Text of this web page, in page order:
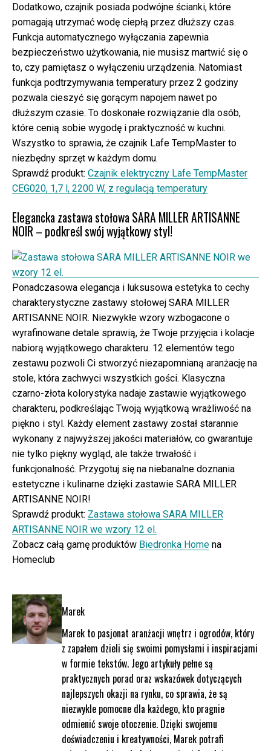
Dodatkowo, czajnik posiada podwójne ścianki, które
pomagają utrzymać wodę ciepłą przez dłuższy czas.
Funkcja automatycznego wyłączania zapewnia
bezpieczeństwo użytkowania, nie musisz martwić się o
to, czy pamiętasz o wyłączeniu urządzenia. Natomiast
funkcja podtrzymywania temperatury przez 2 godziny
pozwala cieszyć się gorącym napojem nawet po
dłuższym czasie. To doskonałe rozwiązanie dla osób,
które cenią sobie wygodę i praktyczność w kuchni.
Wszystko to sprawia, że czajnik Lafe TempMaster to
niezbędny sprzęt w każdym domu.
Sprawdź produkt: Czajnik elektryczny Lafe TempMaster
CEG020, 1,7 l, 2200 W, z regulacją temperatury
Elegancka zastawa stołowa SARA MILLER ARTISANNE
NOIR – podkreśl swój wyjątkowy styl!
Ponadczasowa elegancja i luksusowa estetyka to cechy
charakterystyczne zastawy stołowej SARA MILLER
ARTISANNE NOIR. Niezwykłe wzory wzbogacone o
wyrafinowane detale sprawią, że Twoje przyjęcia i kolacje
nabiorą wyjątkowego charakteru. 12 elementów tego
zestawu pozwoli Ci stworzyć niezapomnianą aranżację na
stole, która zachwyci wszystkich gości. Klasyczna
czarno-złota kolorystyka nadaje zastawie wyjątkowego
charakteru, podkreślając Twoją wyjątkową wrażliwość na
piękno i styl. Każdy element zastawy został starannie
wykonany z najwyższej jakości materiałów, co gwarantuje
nie tylko piękny wygląd, ale także trwałość i
funkcjonalność. Przygotuj się na niebanalne doznania
estetyczne i kulinarne dzięki zastawie SARA MILLER
ARTISANNE NOIR!
Sprawdź produkt: Zastawa stołowa SARA MILLER
ARTISANNE NOIR we wzory 12 el.
Zobacz całą gamę produktów Biedronka Home na
Homeclub
Marek
Marek to pasjonat aranżacji wnętrz i ogrodów, który
z zapałem dzieli się swoimi pomysłami i inspiracjami
w formie tekstów. Jego artykuły pełne są
praktycznych porad oraz wskazówek dotyczących
najlepszych okazji na rynku, co sprawia, że są
niezwykle pomocne dla każdego, kto pragnie
odmienić swoje otoczenie. Dzięki swojemu
doświadczeniu i kreatywności, Marek potrafi